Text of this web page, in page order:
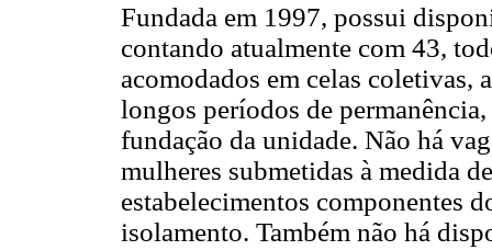
Fundada em 1997, possui
contando atualmente com 43,
acomodados em celas coletivas,
longos períodos de
fundação da unidade. Não há
mulheres submetidas à medida
estabelecimentos componentes
isolamento. Também não há